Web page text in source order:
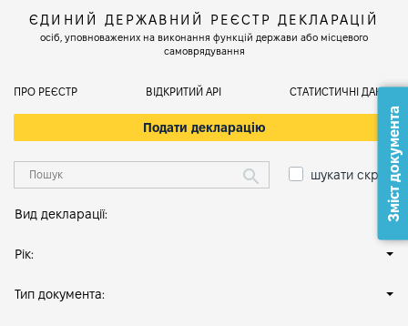
ЄДИНИЙ ДЕРЖАВНИЙ РЕЄСТР ДЕКЛАРАЦІЙ
осіб, уповноважених на виконання функцій держави або місцевого
самоврядування
ПРО РЕЄСТР ВІДКРИТИЙ АРІ СТАТИСТИЧНІ ДАНІ
Подати декларацію
шукати скрізь
Вид декларації:
Рік:
Тип документа:
Зміст документа